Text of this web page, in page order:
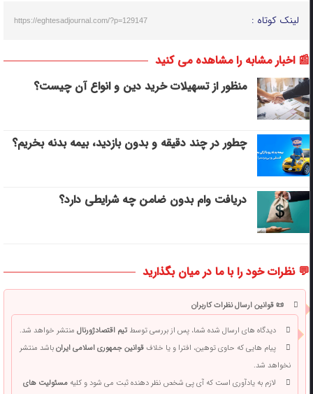
لینک کوتاه : https://eghtesadjournal.com/?p=129147
📰 اخبار مشابه را مشاهده می کنید
منظور از تسهیلات خرید دین و انواع آن چیست؟
چطور در چند دقیقه و بدون بازدید، بیمه بدنه بخریم؟
دریافت وام بدون ضامن چه شرایطی دارد؟
💬 نظرات خود را با ما در میان بگذارید
📜 قوانین ارسال نظرات کاربران
دیدگاه های ارسال شده شما، پس از بررسی توسطتیم اقتصادژورنالمنتشر خواهد شد.
پیام هایی که حاوی توهین، افترا و یا خلافقوانین جمهوری اسلامی ایرانباشد منتشر
نخواهد شد.
لازم به یادآوری است که آی پی شخص نظر دهنده ثبت می شود و کلیهمسئولیت های